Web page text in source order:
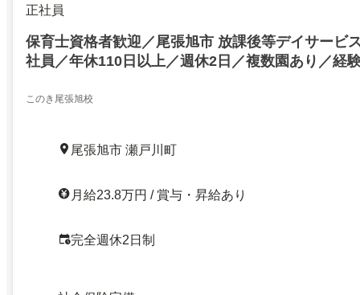
正社員
保育士資格者歓迎／尾張旭市 放課後等デイサービ
社員／年休110日以上／週休2日／複数園あり／経
このき尾張旭校
尾張旭市 瀬戸川町
月給23.8万円 / 賞与・昇給あり
完全週休2日制